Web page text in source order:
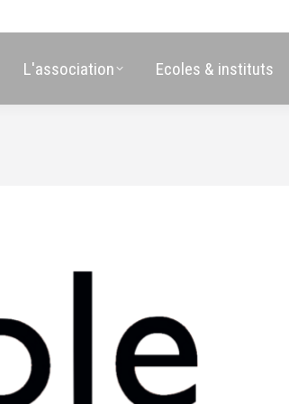
L'association Ecoles & instituts